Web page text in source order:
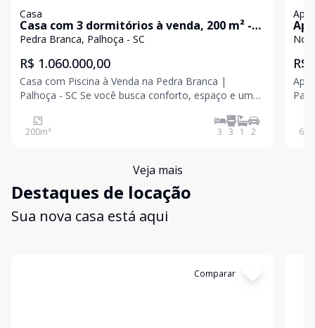
Casa
Casa com 3 dormitórios à venda, 200 m² -
Pedra Branca - Palhoça/SC
Pedra Branca, Palhoça - SC
R$ 1.060.000,00
Casa com Piscina à Venda na Pedra Branca |
Palhoça - SC Se você busca conforto, espaço e uma
oportunidade no bairro Pedra Branca, um dos mais
valorizados e desejados de Palhoça. Características
200m² 3 3 1 2
63
R$
Palhoça - SC ?
63
Veja mais
Destaques de locação
Sua nova casa está aqui
Comparar